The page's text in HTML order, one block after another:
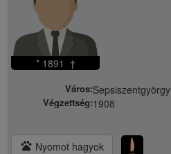
* 1891 †
Város:Sepsiszentgyörgy
Végzettség:1908
pets Nyomot hagyok